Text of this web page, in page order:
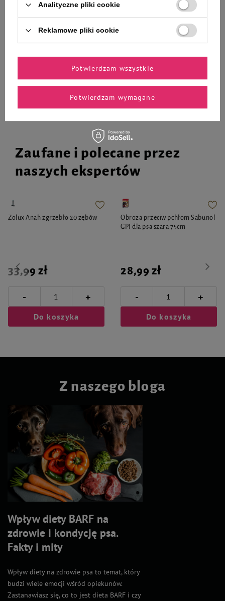
kurczaka i marchewką zestaw 6 x
33,06 zł 13,78 zł / kg
+
Do koszyka
marchewką zestaw 6 x 400 g
13,78 zł / kg
+
Do koszyka
Zaufane i polecane przez
naszych ekspertów
Zolux Anah zgrzebło 20 zębów
33,99 zł
- +
Do koszyka
Obroża przeciw pchłom Sabunol
GPI dla psa szara 75cm
28,99 zł
- +
Do koszyka
Z naszego bloga
Wpływ diety BARF na
zdrowie i kondycję psa.
Fakty i mity
Wpływ diety na zdrowie psa to temat, który
budzi wiele emocji wśród opiekunów.
Zastanawiasz się, co to jest dieta BARF i czy
Analityczne pliki cookie
Reklamowe pliki cookie
Potwierdzam wymagane
Potwierdzam wszystkie